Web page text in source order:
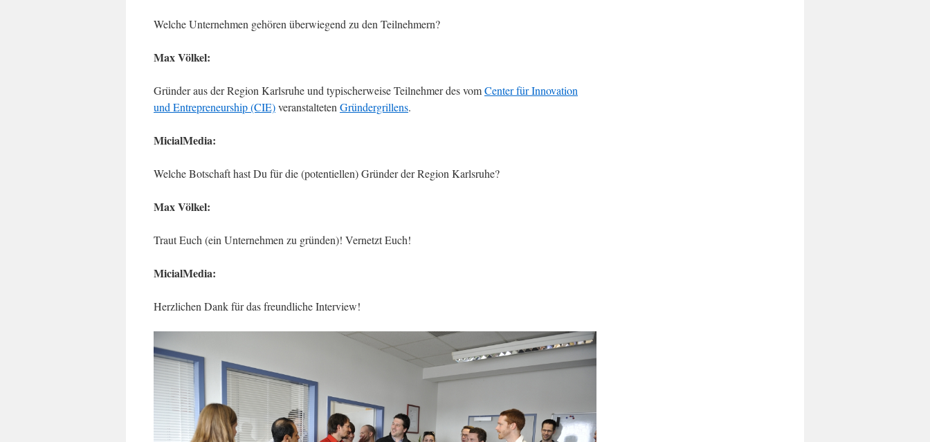
Welche Unternehmen gehören überwiegend zu den Teilnehmern?
Max Völkel:
Gründer aus der Region Karlsruhe und typischerweise Teilnehmer des vomCenter für Innovation
und Entrepreneurship (CIE)veranstalteten Gründergrillens.
MicialMedia:
Welche Botschaft hast Du für die (potentiellen) Gründer der Region Karlsruhe?
Max Völkel:
Traut Euch (ein Unternehmen zu gründen)! Vernetzt Euch!
MicialMedia:
Herzlichen Dank für das freundliche Interview!